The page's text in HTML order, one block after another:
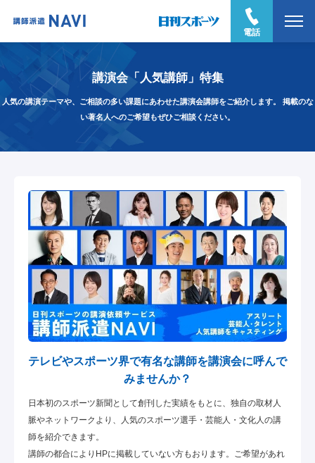
電話
講演会「人気講師」特集
人気の講演テーマや、ご相談の多い課題にあわせた講演会講師をご紹介します。
掲載のな
い著名人へのご希望もぜひご相談ください。
テレビやスポーツ界で有名な講師を講演会に呼んで
みませんか？
日本初のスポーツ新聞として創刊した実績をもとに、独自の取材人
脈やネットワークより、人気のスポーツ選手・芸能人・文化人の講
師を紹介できます。
講師の都合によりHPに掲載していない方もおります。ご希望があれ